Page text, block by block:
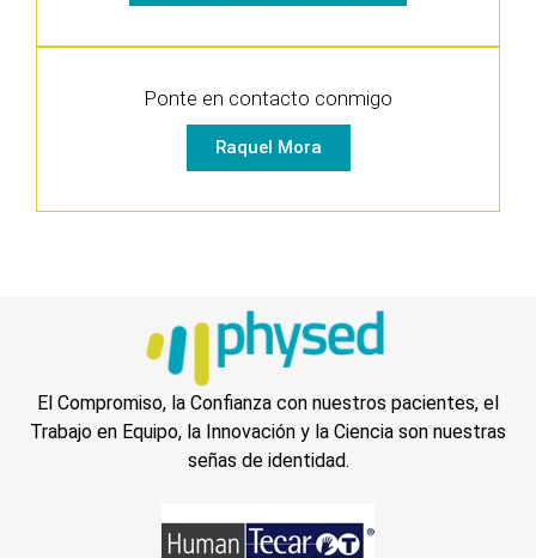
Ponte en contacto conmigo
Raquel Mora
El Compromiso, la Confianza con nuestros pacientes, el
Trabajo en Equipo, la Innovación y la Ciencia son nuestras
señas de identidad.